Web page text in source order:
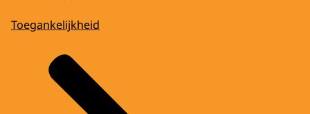
Toegankelijkheid